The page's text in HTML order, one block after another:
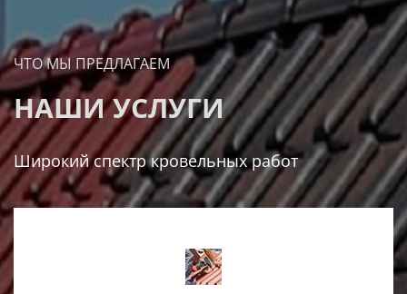
ЧТО МЫ ПРЕДЛАГАЕМ
НАШИ УСЛУГИ
Широкий спектр кровельных работ